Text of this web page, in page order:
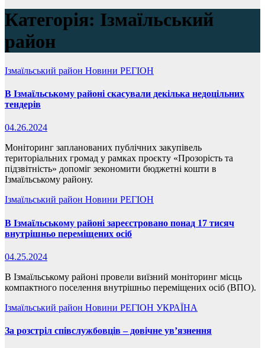
Категорія: Ізмаїльський
район
Ізмаїльський район Новини РЕГІОН
В Ізмаїльському районі скасували декілька недоцільних
тендерів
04.26.2024
Моніторинг запланованих публічних закупівель
територіальних громад у рамках проєкту «Прозорість та
підзвітність» допоміг зекономити бюджетні кошти в
Ізмаїльському району.
Ізмаїльський район Новини РЕГІОН
В Ізмаїльському районі зареєстровано понад 17 тисяч
внутрішньо переміщених осіб
04.25.2024
В Ізмаїльському районі провели виїзний моніторинг місць
компактного поселення внутрішньо переміщених осіб (ВПО).
Ізмаїльський район Новини РЕГІОН УКРАЇНА
За розстріл співслужбовців – довічне ув’язнення